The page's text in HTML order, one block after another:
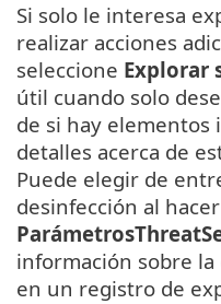
Si solo le interesa
realizar acciones
seleccione Explorar
útil cuando solo
de si hay elementos
detalles acerca de
Puede elegir de
desinfección al
información sobre
en un registro de